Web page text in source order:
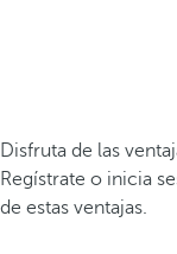
Disfruta de las
Regístrate o inicia
de estas ventajas.